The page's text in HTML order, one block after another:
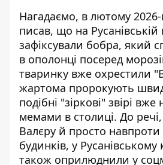
Нагадаємо, в лютому
писав, що на Русанівській
зафіксували бобра, який
в ополонці посеред
тваринку вже охрестили
жартома пророкують
подібні "зіркові" звірі
мемами в столиці. До
Валєру й просто
будинків, у Русанівському
також оприлюднили у